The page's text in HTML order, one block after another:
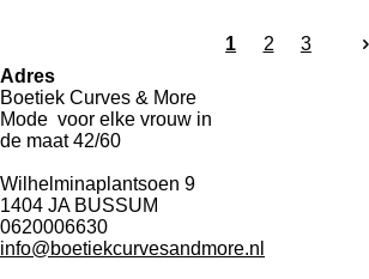
1 2
3
Adres
Boetiek Curves & More
Mode voor elke vrouw in
de maat 42/60
Wilhelminaplantsoen 9
1404 JA BUSSUM
0620006630
info@boetiekcurvesandmore.nl